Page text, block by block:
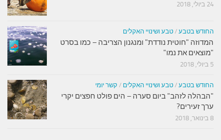
24 ביולי, 2018
החודש בטבע / טבע ושינויי האקלים
המדוזה "חוטית נודדת" ומנגנון הצריבה – כמו בסרט
"מוצאים את נמו"
5 ביולי, 2018
החודש בטבע / טבע ושינויי האקלים / קשר יומי
"הבהלה לזהב" ביום סערה – הים פולט חפצים יקרי
ערך זעירים?
8 בינואר, 2018